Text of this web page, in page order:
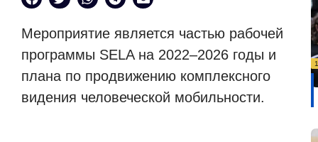
Мероприятие является частью рабочей
программы SELA на 2022–2026 годы и
плана по продвижению комплексного
видения человеческой мобильности.